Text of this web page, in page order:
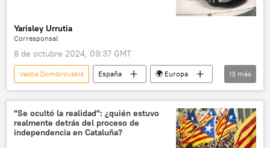
Yarisley Urrutia
Corresponsal
8 de octubre 2024, 09:37 GMT
Valdis Dombrovskis España
🌍 Europa
📈 Mercados y finanzas
Pedro Sánchez
Pekín
Global Times
Consejo de la UE
Tesla
13 más
"Se ocultó la realidad": ¿quién estuvo
realmente detrás del proceso de
independencia en Cataluña?